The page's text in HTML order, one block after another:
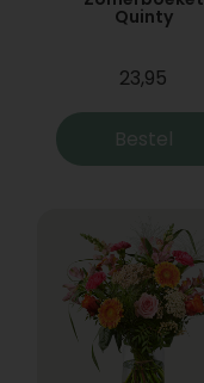
Quinty
23,95
Bestel